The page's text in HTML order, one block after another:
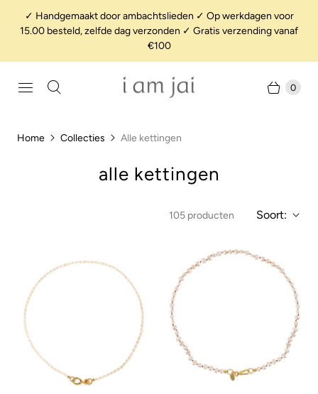
✓ Handgemaakt door ambachtslieden ✓ Op werkdagen voor
15.00 besteld, zelfde dag verzonden ✓ Gratis verzending vanaf
€100
0
Home Collecties Alle kettingen
alle kettingen
105 producten Soort: